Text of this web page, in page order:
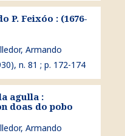
: (1676-1709)
P. Feixóo : (1676-
Armando
n. 81 ; p. 172-174
con doas do pobo
agulla :
doas do pobo
Armando